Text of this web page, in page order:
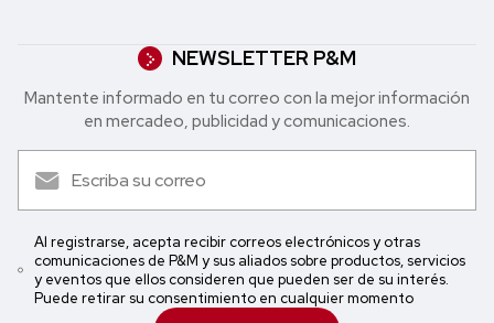
NEWSLETTER P&M
Mantente informado en tu correo con la mejor in formación
en mercadeo, publicidad y comunicaciones.
Al registrarse, acepta recibir correos electrónicos y otras
comunicaciones de P&M y sus aliados sobre productos, servicios
y eventos que ellos consideren que pueden ser de su interés.
Puede retirar su consentimiento en cualquier momento